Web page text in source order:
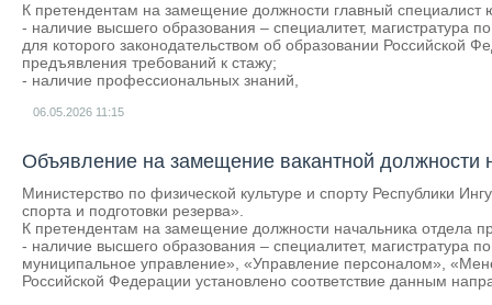
К претендентам на замещение должности главный
- наличие высшего образования – специалитет, магистратура
для которого законодательством об образовании Российской
предъявления требований к стажу;
- наличие профессиональных знаний,
06.05.2026 11:15
Объявление на замещение вакантной должности
Министерство по физической культуре и спорту Республики
спорта и подготовки резерва».
К претендентам на замещение должности начальника отдела
- наличие высшего образования – специалитет, магистратура
муниципальное управление», «Управление персоналом»,
Российской Федерации установлено соответствие данным